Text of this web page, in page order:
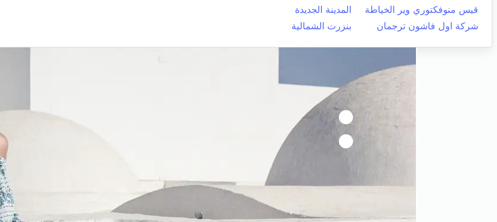
قيس منوفكتوري وير الخياطة
المدينة الجديدة
شركة اول فاشون ترجمان
بنزرت الشمالية